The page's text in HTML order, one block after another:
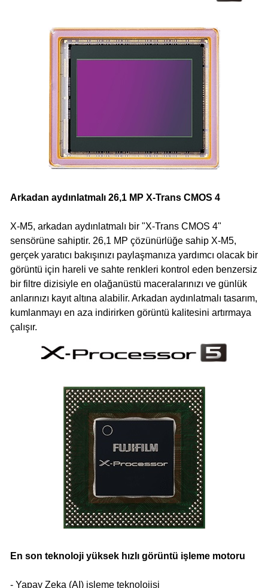
Arkadan aydınlatmalı 26,1 MP X-Trans CMOS 4
X-M5, arkadan aydınlatmalı bir "X-Trans CMOS 4"
sensörüne sahiptir. 26,1 MP çözünürlüğe sahip X-M5,
gerçek yaratıcı bakışınızı paylaşmanıza yardımcı olacak bir
görüntü için hareli ve sahte renkleri kontrol eden benzersiz
bir filtre dizisiyle en olağanüstü maceralarınızı ve günlük
anlarınızı kayıt altına alabilir. Arkadan aydınlatmalı tasarım,
kumlanmayı en aza indirirken görüntü kalitesini artırmaya
çalışır.
En son teknoloji yüksek hızlı görüntü işleme motoru
- Yapay Zeka (AI) işleme teknolojisi